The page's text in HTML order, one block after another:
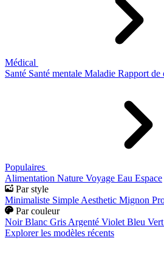
Médical
Santé Santé mentale Maladie Rapport de
Populaires
Alimentation Nature Voyage Eau Espace
Par style
Minimaliste Simple Aesthetic Mignon
Par couleur
Noir Blanc Gris Argenté Violet Bleu Vert
Explorer les modèles récents